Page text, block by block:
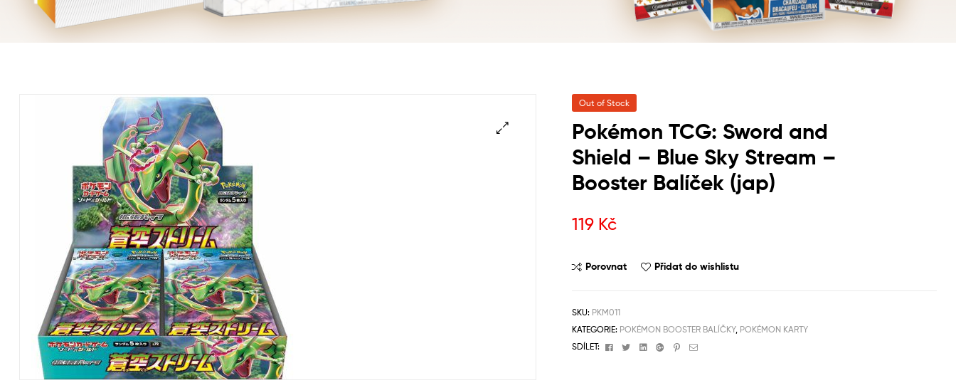
Out of Stock
Pokémon TCG: Sword and
Shield – Blue Sky Stream –
Booster Balíček (jap)
119 Kč
Porovnat Přidat do wishlistu
SKU: PKM011
KATEGORIE: POKÉMON BOOSTER BALÍČKY, POKÉMON KARTY
SDÍLET:
FacebookTwitterLinkedinGoogle+Pinterest
Email